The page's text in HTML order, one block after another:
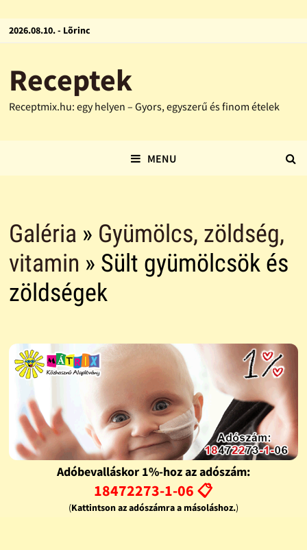
2026.08.10. - Lõrinc
Receptek
Receptmix.hu: egy helyen – Gyors, egyszerű és finom ételek
MENU
Galéria » Gyümölcs, zöldség,
vitamin » Sült gyümölcsök és
zöldségek
Adóbevalláskor 1%-hoz az adószám:
18472273-1-06 📋
(Kattintson az adószámra a másoláshoz.)